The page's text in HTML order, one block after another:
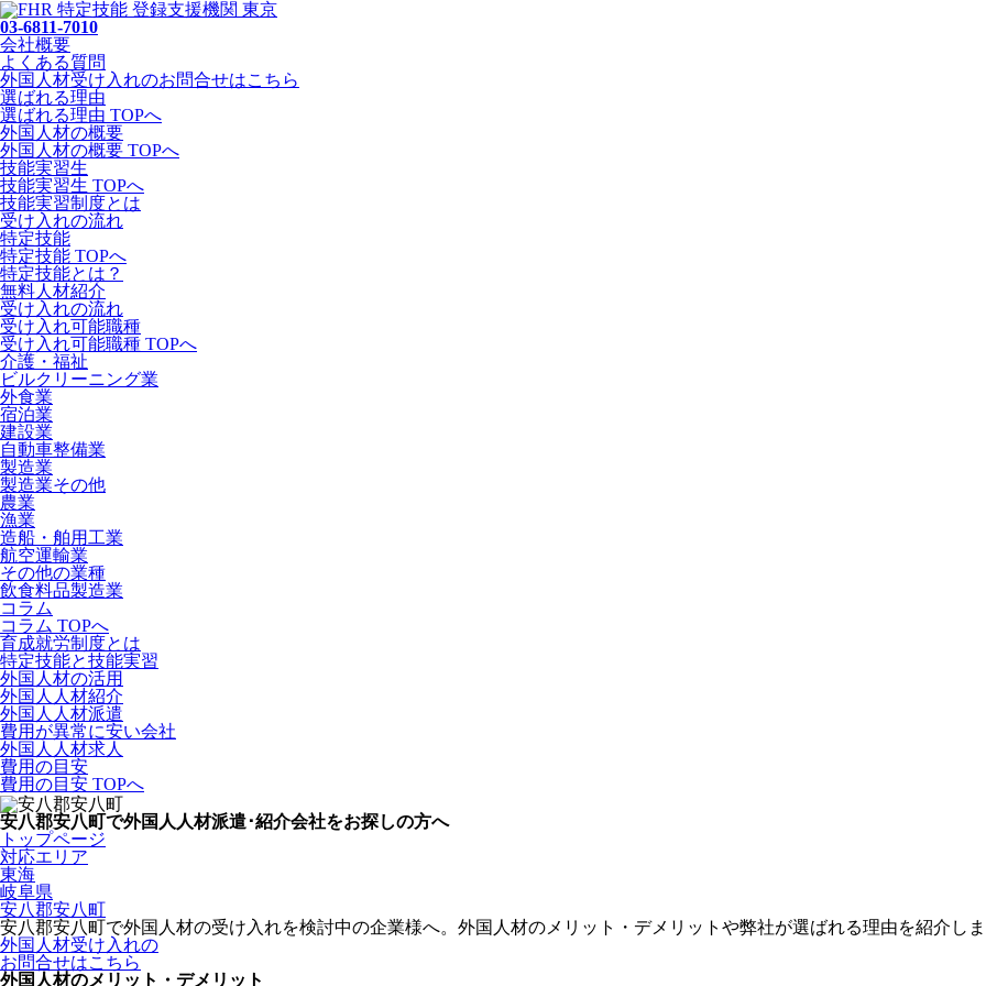
03-6811-7010
会社概要
よくある質問
外国人材受け入れのお問合せはこちら
選ばれる理由
選ばれる理由 TOPへ
外国人材の概要
外国人材の概要 TOPへ
技能実習生
技能実習生 TOPへ
技能実習制度とは
受け入れの流れ
特定技能
特定技能 TOPへ
特定技能とは？
無料人材紹介
受け入れの流れ
受け入れ可能職種
受け入れ可能職種 TOPへ
介護・福祉
ビルクリーニング業
外食業
宿泊業
建設業
自動車整備業
製造業
製造業その他
農業
漁業
造船・舶用工業
航空運輸業
その他の業種
飲食料品製造業
コラム
コラム TOPへ
育成就労制度とは
特定技能と技能実習
外国人材の活用
外国人人材紹介
外国人人材派遣
費用が異常に安い会社
外国人人材求人
費用の目安
費用の目安 TOPへ
安八郡安八町で外国人人材派遣･紹介会社をお探しの方へ
トップページ
対応エリア
東海
岐阜県
安八郡安八町
安八郡安八町で外国人材の受け入れを検討中の企業様へ。外国人材のメリット・デメリットや弊社が選ばれる理由を紹介し
外国人材受け入れの
お問合せはこちら
外国人材のメリット・デメリット